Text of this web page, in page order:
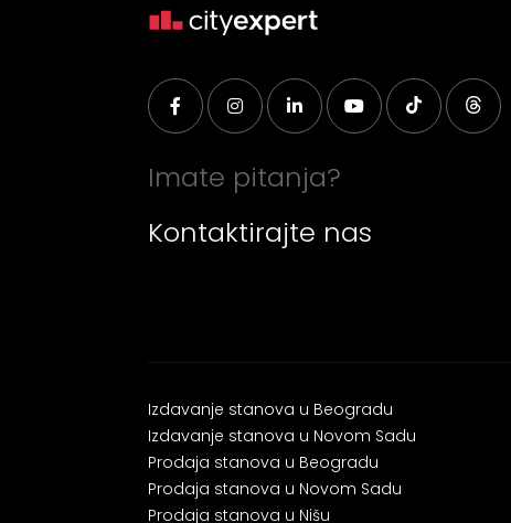
Imate pitanja?
Kontaktirajte nas
Izdavanje stanova u Beogradu
Izdavanje stanova u Novom Sadu
Prodaja stanova u Beogradu
Prodaja stanova u Novom Sadu
Prodaja stanova u Nišu